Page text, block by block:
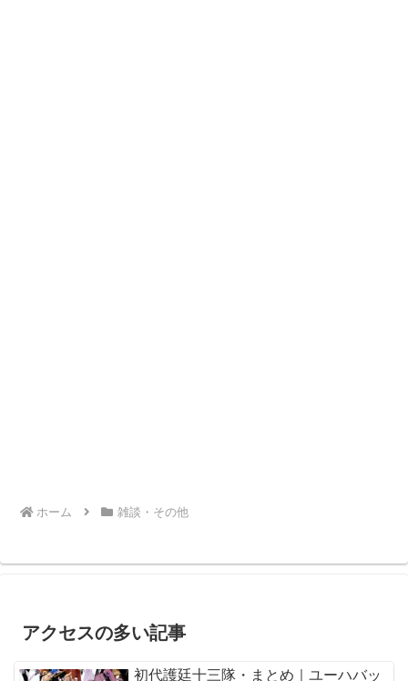
ホーム 雑談・その他
アクセスの多い記事
初代護廷十三隊・まとめ｜ユーハバッ